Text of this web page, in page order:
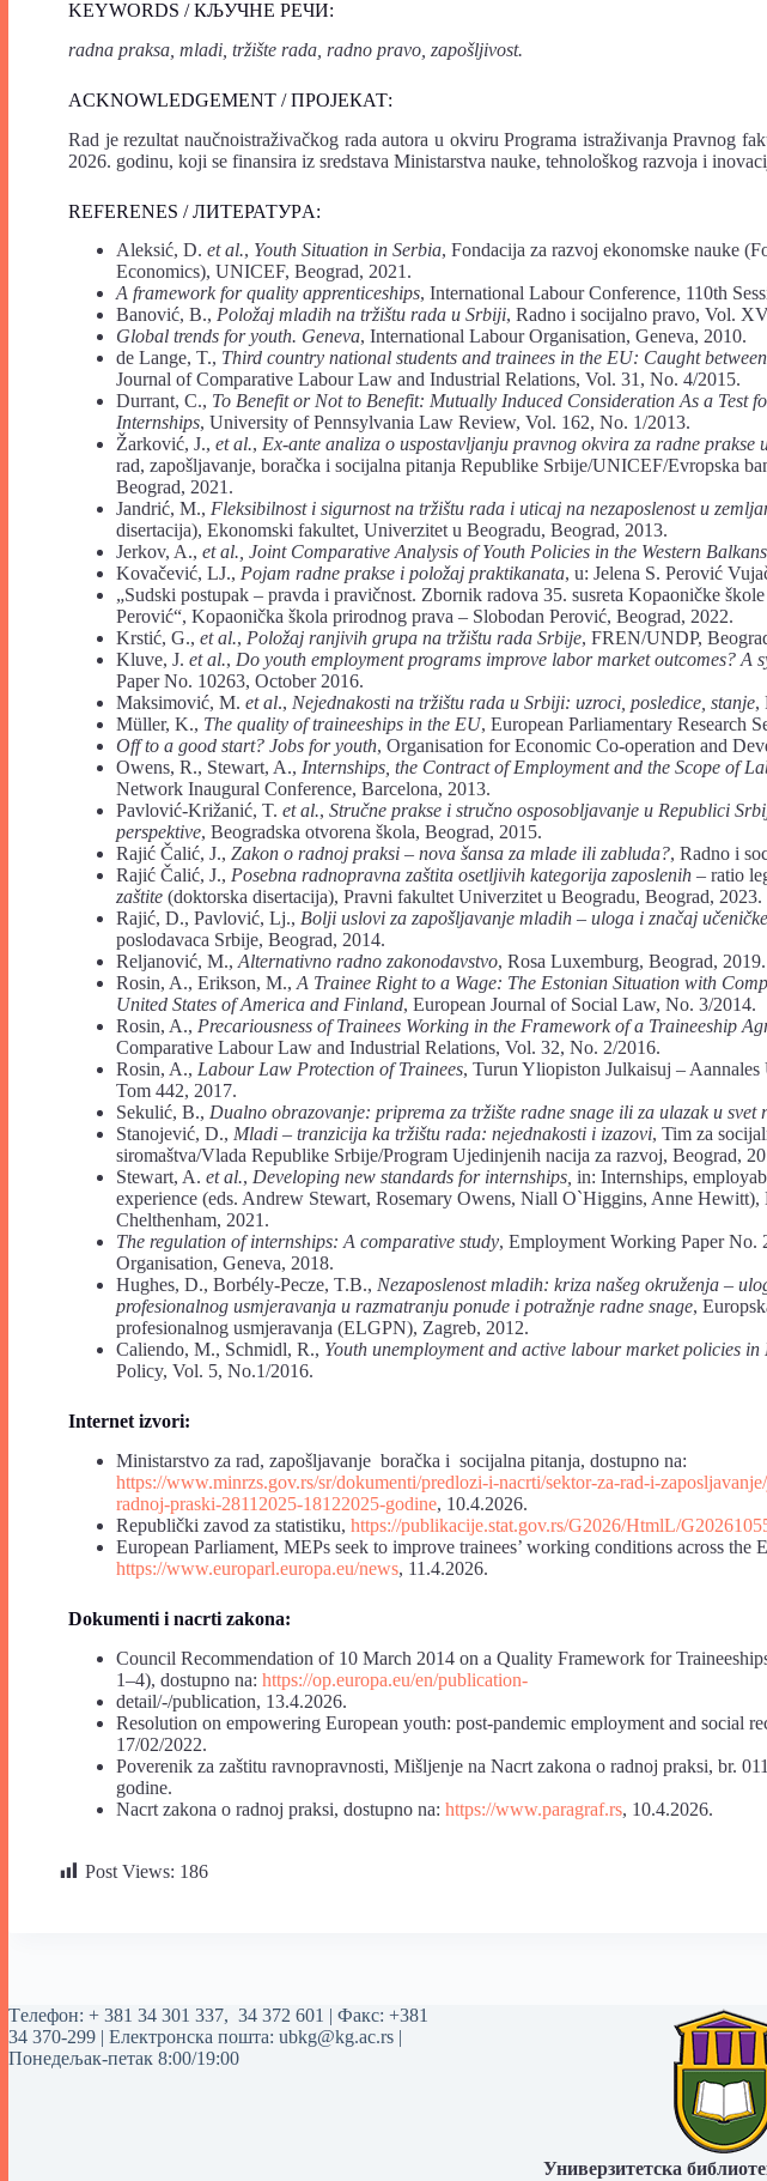
KEYWORDS / КЉУЧНЕ РЕЧИ:
radna praksa, mladi, tržište rada, radno pravo, zapošljivost.
ACKNOWLEDGEMENT / ПРОЈЕКАТ:
Rad je rezultat naučnoistraživačkog rada autora u okviru Programa istraživanja Pravnog
2026. godinu, koji se finansira iz sredstava Ministarstva nauke, tehnološkog razvoja i
REFERENES / ЛИТЕРАТУРA:
Aleksić, D. et al., Youth Situation in Serbia, Fondacija za razvoj ekonomske nauke
Economics), UNICEF, Beograd, 2021.
A framework for quality apprenticeships, International Labour Conference, 110th
Banović, B., Položaj mladih na tržištu rada u Srbiji, Radno i socijalno pravo, Vol.
Global trends for youth. Geneva, International Labour Organisation, Geneva, 2010.
de Lange, T., Third country national students and trainees in the EU: Caught
Journal of Comparative Labour Law and Industrial Relations, Vol. 31, No. 4/2015.
Durrant, C., To Benefit or Not to Benefit: Mutually Induced Consideration As a Test
Internships, University of Pennsylvania Law Review, Vol. 162, No. 1/2013.
Žarković, J., et al., Ex-ante analiza o uspostavljanju pravnog okvira za radne prakse
rad, zapošljavanje, boračka i socijalna pitanja Republike Srbije/UNICEF/Evropska
Beograd, 2021.
Jandrić, M., Fleksibilnost i sigurnost na tržištu rada i uticaj na nezaposlenost u
disertacija), Ekonomski fakultet, Univerzitet u Beogradu, Beograd, 2013.
Jerkov, A., et al., Joint Comparative Analysis of Youth Policies in the Western Balkans
Kovačević, LJ., Pojam radne prakse i položaj praktikanata, u: Jelena S. Perović
„Sudski postupak – pravda i pravičnost. Zbornik radova 35. susreta Kopaoničke
Perović“, Kopaonička škola prirodnog prava – Slobodan Perović, Beograd, 2022.
Krstić, G., et al., Položaj ranjivih grupa na tržištu rada Srbije, FREN/UNDP,
Kluve, J. et al., Do youth employment programs improve labor market outcomes? A
Paper No. 10263, October 2016.
Maksimović, M. et al., Nejednakosti na tržištu rada u Srbiji: uzroci, posledice, stanje,
Müller, K., The quality of traineeships in the EU, European Parliamentary Research
Off to a good start? Jobs for youth, Organisation for Economic Co-operation and
Owens, R., Stewart, A., Internships, the Contract of Employment and the Scope of
Network Inaugural Conference, Barcelona, 2013.
Pavlović-Križanić, T. et al., Stručne prakse i stručno osposobljavanje u Republici
perspektive, Beogradska otvorena škola, Beograd, 2015.
Rajić Čalić, J., Zakon o radnoj praksi – nova šansa za mlade ili zabluda?, Radno i
Rajić Čalić, J., Posebna radnopravna zaštita osetljivih kategorija zaposlenih – ratio
zaštite (doktorska disertacija), Pravni fakultet Univerzitet u Beogradu, Beograd, 2023.
Rajić, D., Pavlović, Lj., Bolji uslovi za zapošljavanje mladih – uloga i značaj
poslodavaca Srbije, Beograd, 2014.
Reljanović, M., Alternativno radno zakonodavstvo, Rosa Luxemburg, Beograd, 2019.
Rosin, A., Erikson, M., A Trainee Right to a Wage: The Estonian Situation with
United States of America and Finland, European Journal of Social Law, No. 3/2014.
Rosin, A., Precariousness of Trainees Working in the Framework of a Traineeship
Comparative Labour Law and Industrial Relations, Vol. 32, No. 2/2016.
Rosin, A., Labour Law Protection of Trainees, Turun Yliopiston Julkaisuj –
Tom 442, 2017.
Sekulić, B., Dualno obrazovanje: priprema za tržište radne snage ili za ulazak u svet
Stanojević, D., Mladi – tranzicija ka tržištu rada: nejednakosti i izazovi, Tim za
siromaštva/Vlada Republike Srbije/Program Ujedinjenih nacija za razvoj, Beograd,
Stewart, A. et al., Developing new standards for internships, in: Internships,
experience (eds. Andrew Stewart, Rosemary Owens, Niall O`Higgins, Anne
Chelthenham, 2021.
The regulation of internships: A comparative study, Employment Working Paper No.
Organisation, Geneva, 2018.
Hughes, D., Borbély-Pecze, T.B., Nezaposlenost mladih: kriza našeg okruženja –
profesionalnog usmjeravanja u razmatranju ponude i potražnje radne snage,
profesionalnog usmjeravanja (ELGPN), Zagreb, 2012.
Caliendo, M., Schmidl, R., Youth unemployment and active labour market policies in
Policy, Vol. 5, No.1/2016.
Internet izvori:
Ministarstvo za rad, zapošljavanje boračka i socijalna pitanja, dostupno na:
https://www.minrzs.gov.rs/sr/dokumenti/predlozi-i-nacrti/sektor-za-rad-i-
radnoj-praski-28112025-18122025-godine, 10.4.2026.
Republički zavod za statistiku, https://publikacije.stat.gov.rs/G2026/HtmlL/
European Parliament, MEPs seek to improve trainees’ working conditions across the
https://www.europarl.europa.eu/news, 11.4.2026.
Dokumenti i nacrti zakona:
Council Recommendation of 10 March 2014 on a Quality Framework for
1–4), dostupno na: https://op.europa.eu/en/publication-
detail/-/publication, 13.4.2026.
Resolution on empowering European youth: post-pandemic employment and social
17/02/2022.
Poverenik za zaštitu ravnopravnosti, Mišljenje na Nacrt zakona o radnoj praksi, br.
godine.
Nacrt zakona o radnoj praksi, dostupno na: https://www.paragraf.rs, 10.4.2026.
Post Views: 186
Tелефон: + 381 34 301 337, 34 372 601 | Факс: +381
34 370-299 | Електронска пошта: ubkg@kg.ac.rs |
Понедељак-петак 8:00/19:00
Универзитетска